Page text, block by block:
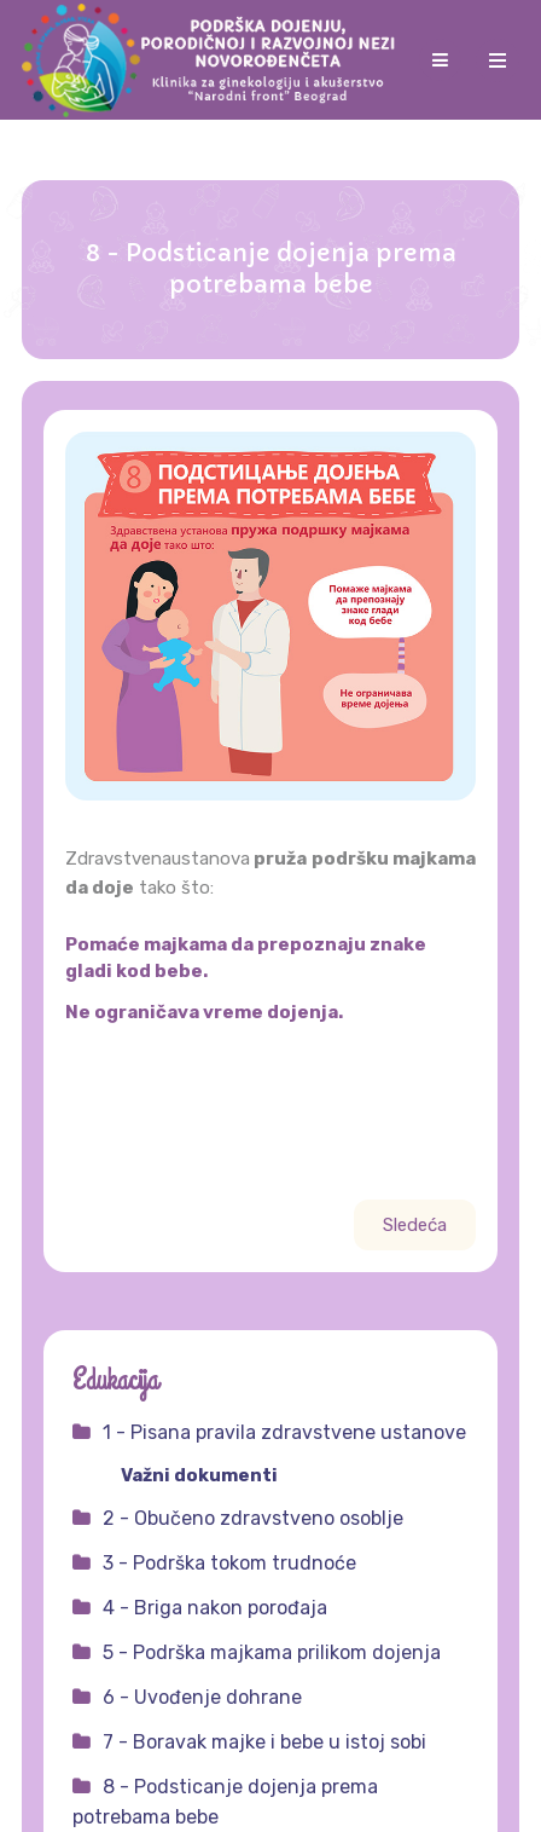
8 - Podsticanje dojenja prema
potrebama bebe
Zdravstvenaustanova pruža podršku majkama
da doje tako što:
Pomaće majkama da prepoznaju znake
gladi kod bebe.
Ne ograničava vreme dojenja.
Sledeća
Edukacija
1 - Pisana pravila zdravstvene ustanove
Važni dokumenti
2 - Obučeno zdravstveno osoblje
3 - Podrška tokom trudnoće
4 - Briga nakon porođaja
5 - Podrška majkama prilikom dojenja
6 - Uvođenje dohrane
7 - Boravak majke i bebe u istoj sobi
8 - Podsticanje dojenja prema
potrebama bebe